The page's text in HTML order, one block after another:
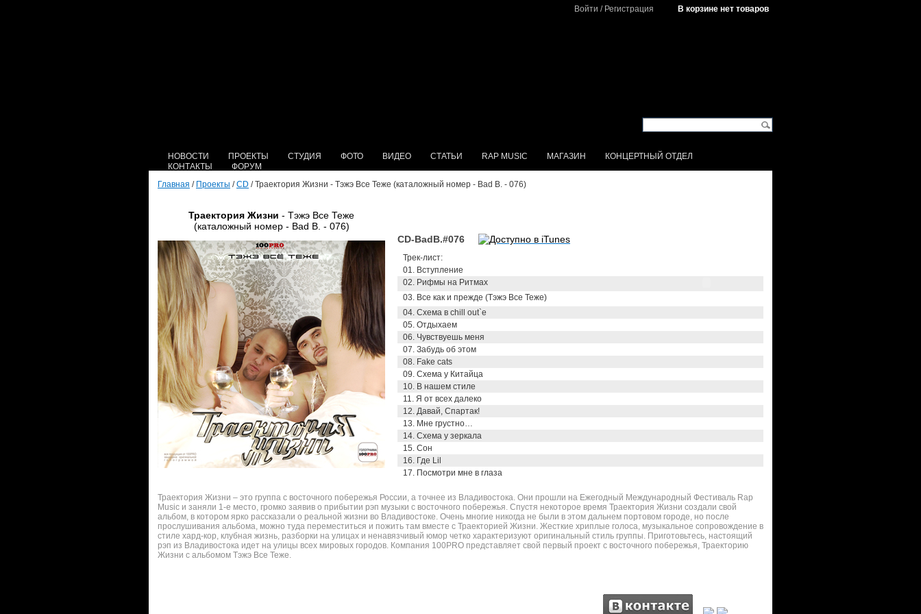
Войти / Регистрация В корзине нет товаров
НОВОСТИ ПРОЕКТЫ СТУДИЯ ФОТО ВИДЕО СТАТЬИ RAP MUSIC МАГАЗИН
КОНЦЕРТНЫЙ ОТДЕЛ
КОНТАКТЫ
ФОРУМ
Главная / Проекты /CD / Траектория Жизни - Тэжэ Все Теже (каталожный номер - Bad B. - 076)
Траектория Жизни - Тэжэ Все Теже
(каталожный номер - Bad B. - 076)
CD-BadB.#076
Трек-лист:
01. Вступление
02. Рифмы на Ритмах
03. Все как и прежде (Тэжэ Все Теже)
04. Схема в chill out`e
05. Отдыхаем
06. Чувствуешь меня
07. Забудь об этом
08. Fake cats
09. Схема у Китайца
10. В нашем стиле
11. Я от всех далеко
12. Давай, Спартак!
13. Мне грустно…
14. Схема у зеркала
15. Сон
16. Где Lil
17. Посмотри мне в глаза
Траектория Жизни – это группа с восточного побережья России, а точнее из Владивостока. Они прошли на Ежегодный Международный Фестиваль Rap
Music и заняли 1-е место, громко заявив о прибытии рэп музыки с восточного побережья. Спустя некоторое время Траектория Жизни создали свой
альбом, в котором ярко рассказали о реальной жизни во Владивостоке. Очень многие никогда не были в этом дальнем портовом городе, но после
прослушивания альбома, можно туда переместиться и пожить там вместе с Траекторией Жизни. Жесткие хриплые голоса, музыкальное сопровождение в
стиле хард-кор, клубная жизнь, разборки на улицах и ненавязчивый юмор четко характеризуют оригинальный стиль группы. Приготовьтесь, настоящий
рэп из Владивостока идет на улицы всех мировых городов. Компания 100PRO представляет свой первый проект с восточного побережья, Траекторию
Жизни с альбомом Тэжэ Все Теже.